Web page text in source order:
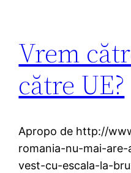
Vrem
către UE?
Apropo de http://
romania-nu-mai-
vest-cu-escala-la-